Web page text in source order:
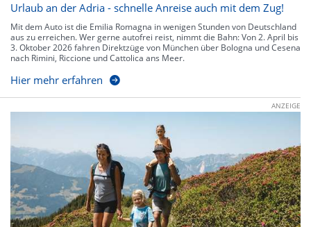
Urlaub an der Adria - schnelle Anreise auch mit dem Zug!
Mit dem Auto ist die Emilia Romagna in wenigen Stunden von Deutschland
aus zu erreichen. Wer gerne autofrei reist, nimmt die Bahn: Von 2. April bis
3. Oktober 2026 fahren Direktzüge von München über Bologna und Cesena
nach Rimini, Riccione und Cattolica ans Meer.
Hier mehr erfahren
ANZEIGE